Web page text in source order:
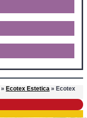
» Ecotex Estetica » Ecotex